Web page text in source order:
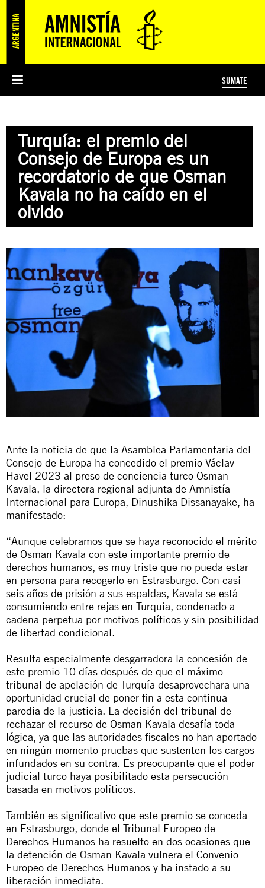
PREGUNTAS FRECUENTES
ÁREAS TEMÁTICAS
JUSTICIA INTERNACIONAL
EDUCACIÓN EN DERECHOS HUMANOS Y JÓVENES
PRENSA
SUSCRIBITE
SUMATE
PREGUNTAS FRECUENTES
Turquía: el premio del
Consejo de Europa es un
recordatorio de que Osman
Kavala no ha caído en el
olvido
Ante la noticia de que la Asamblea Parlamentaria del
Consejo de Europa ha concedido el premio Václav
Havel 2023 al preso de conciencia turco Osman
Kavala, la directora regional adjunta de Amnistía
Internacional para Europa, Dinushika Dissanayake, ha
manifestado:
“Aunque celebramos que se haya reconocido el mérito
de Osman Kavala con este importante premio de
derechos humanos, es muy triste que no pueda estar
en persona para recogerlo en Estrasburgo. Con casi
seis años de prisión a sus espaldas, Kavala se está
consumiendo entre rejas en Turquía, condenado a
cadena perpetua por motivos políticos y sin posibilidad
de libertad condicional.
Resulta especialmente desgarradora la concesión de
este premio 10 días después de que el máximo
tribunal de apelación de Turquía desaprovechara una
oportunidad crucial de poner fin a esta continua
parodia de la justicia. La decisión del tribunal de
rechazar el recurso de Osman Kavala desafía toda
lógica, ya que las autoridades fiscales no han aportado
en ningún momento pruebas que sustenten los cargos
infundados en su contra. Es preocupante que el poder
judicial turco haya posibilitado esta persecución
basada en motivos políticos.
También es significativo que este premio se conceda
en Estrasburgo, donde el Tribunal Europeo de
Derechos Humanos ha resuelto en dos ocasiones que
la detención de Osman Kavala vulnera el Convenio
Europeo de Derechos Humanos y ha instado a su
liberación inmediata.